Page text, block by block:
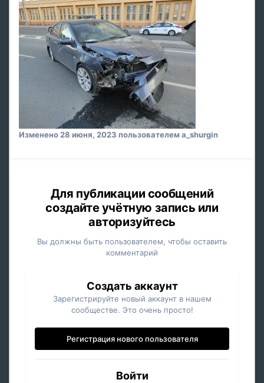
Изменено28 июня, 2023 пользователем a_shurgin
Для публикации сообщений
создайте учётную запись или
авторизуйтесь
Вы должны быть пользователем, чтобы оставить
комментарий
Создать аккаунт
Зарегистрируйте новый аккаунт в нашем
сообществе. Это очень просто!
Регистрация нового пользователя
Войти